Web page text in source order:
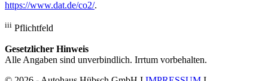
https://www.dat.de/co2/.
iii Pflichtfeld
Gesetzlicher Hinweis
Alle Angaben sind unverbindlich. Irrtum vorbehalten.